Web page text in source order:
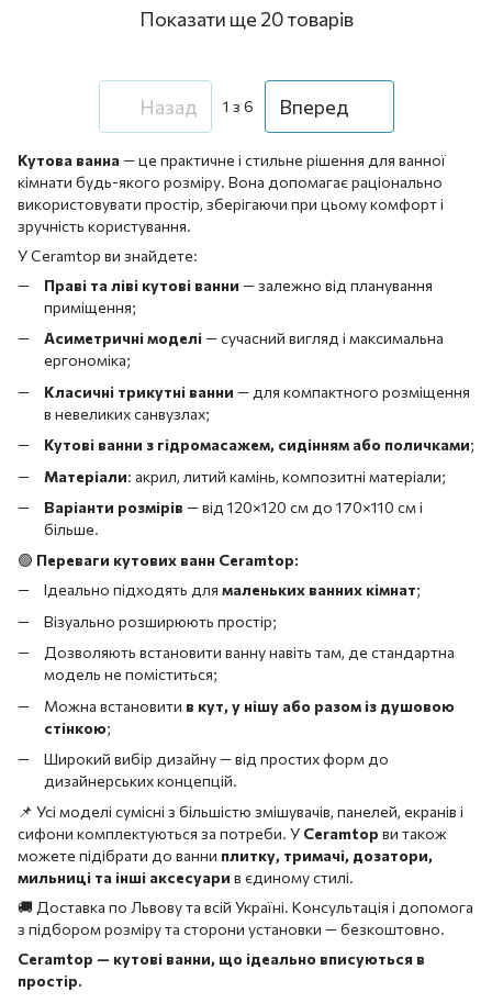
Показати ще 20 товарів
Назад 1 з 6 Вперед
Кутова ванна— це практичне і стильне рішення для ванної
кімнати будь-якого розміру. Вона допомагає раціонально
використовувати простір, зберігаючи при цьому комфорт і
зручність користування.
У Ceramtop ви знайдете:
Праві та ліві кутові ванни — залежно від планування
приміщення;
Асиметричні моделі— сучасний вигляд і максимальна
ергономіка;
Класичні трикутні ванни — для компактного розміщення
в невеликих санвузлах;
Кутові ванни з гідромасажем, сидінням або поличками;
Матеріали: акрил, литий камінь, композитні матеріали;
Варіанти розмірів — від 120×120 см до 170×110 см і
більше.
🟢 Переваги кутових ванн Ceramtop:
Ідеально підходять для маленьких ванних кімнат;
Візуально розширюють простір;
Дозволяють встановити ванну навіть там, де стандартна
модель не поміститься;
Можна встановити в кут, у нішу або разом із душовою
стінкою;
Широкий вибір дизайну — від простих форм до
дизайнерських концепцій.
📌 Усі моделі сумісні з більшістю змішувачів, панелей, екранів і
сифони комплектуються за потреби. У Ceramtop ви також
можете підібрати до ванни плитку, тримачі, дозатори,
мильниці та інші аксесуари в єдиному стилі.
🚚 Доставка по Львову та всій Україні. Консультація і допомога
з підбором розміру та сторони установки — безкоштовно.
Ceramtop — кутові ванни, що ідеально вписуються в
простір.